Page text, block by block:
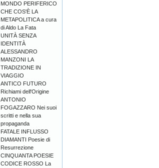
MONDO PERIFERICO
CHE COS'È LA
METAPOLITICA a cura
di Aldo La Fata
UNITÀ SENZA
IDENTITÀ
ALESSANDRO
MANZONI LA
TRADIZIONE IN
VIAGGIO
ANTICO FUTURO
Richiami dell'Origine
ANTONIO
FOGAZZARO Nei suoi
scritti e nella sua
propaganda
FATALE INFLUSSO
DIAMANTI Poesie di
Resurrezione
CINQUANTA POESIE
CODICE ROSSO La